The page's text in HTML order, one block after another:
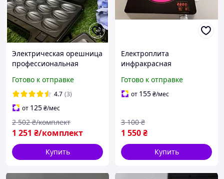
Электрическая орешница
профессиональная
антипригарными
панелями BLK-765
Готово к отправке
4.7 (3)
от 125₴/мес
1 251 ₴/комплект
2 502 ₴/комплект
Купить
Електроплита
инфракрасная
Crownberg,
Электрические плиты
Готово к отправке
от 155₴/мес
1 550₴
3 100 ₴
Купить